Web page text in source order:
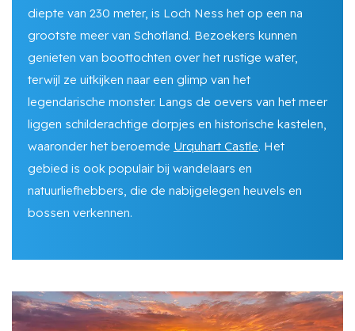
diepte van 230 meter, is Loch Ness het op een na
grootste meer van Schotland. Bezoekers kunnen
genieten van boottochten over het rustige water,
terwijl ze uitkijken naar een glimp van het
legendarische monster. Langs de oevers van het meer
liggen schilderachtige dorpjes en historische kastelen,
waaronder het beroemde Urquhart Castle. Het
gebied is ook populair bij wandelaars en
natuurliefhebbers, die de nabijgelegen heuvels en
bossen verkennen.